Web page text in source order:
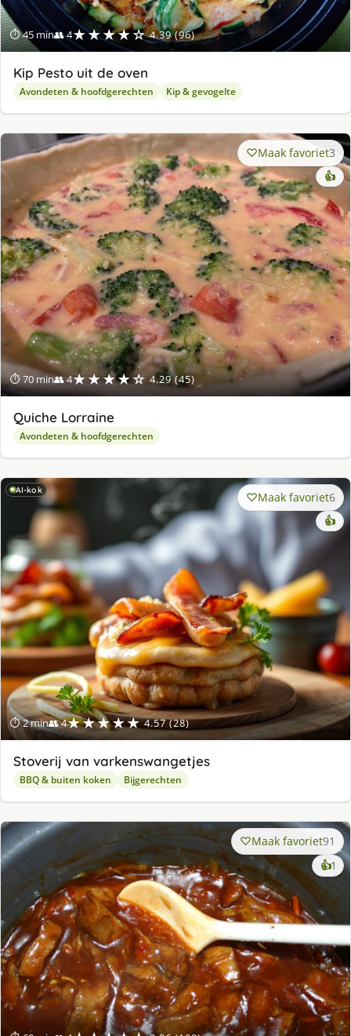
⏱ 45 min👥 4★★★★☆ 4.39 (96)
Kip Pesto uit de oven
Avondeten & hoofdgerechten Kip & gevogelte
⏱ 70 min👥 4★★★★☆ 4.29 (45)
Maak favoriet3
👍
Quiche Lorraine
Avondeten & hoofdgerechten
AI-kok
⏱ 2 min👥 4★★★★★ 4.57 (28)
Maak favoriet6
👍
Stoverij van varkenswangetjes
BBQ & buiten koken Bijgerechten
Maak favoriet91
👍1